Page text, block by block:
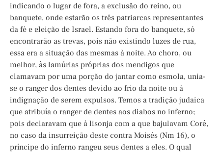
indicando o lugar de fora, a exclusão do reino, ou
banquete, onde estarão os três patriarcas representantes
da fé e eleição de Israel. Estando fora do banquete, só
encontrarão as trevas, pois não existindo luzes de rua,
essa era a situação das mesmas à noite. Ao choro, ou
melhor, às lamúrias próprias dos mendigos que
clamavam por uma porção do jantar como esmola, unia-
se o ranger dos dentes devido ao frio da noite ou à
indignação de serem expulsos. Temos a tradição judaica
que atribuía o ranger de dentes aos diabos no inferno;
pois declaravam que à lisonja com a que bajulavam Coré,
no caso da insurreição deste contra Moisés (Nm 16), o
príncipe do inferno rangeu seus dentes a eles. O qual